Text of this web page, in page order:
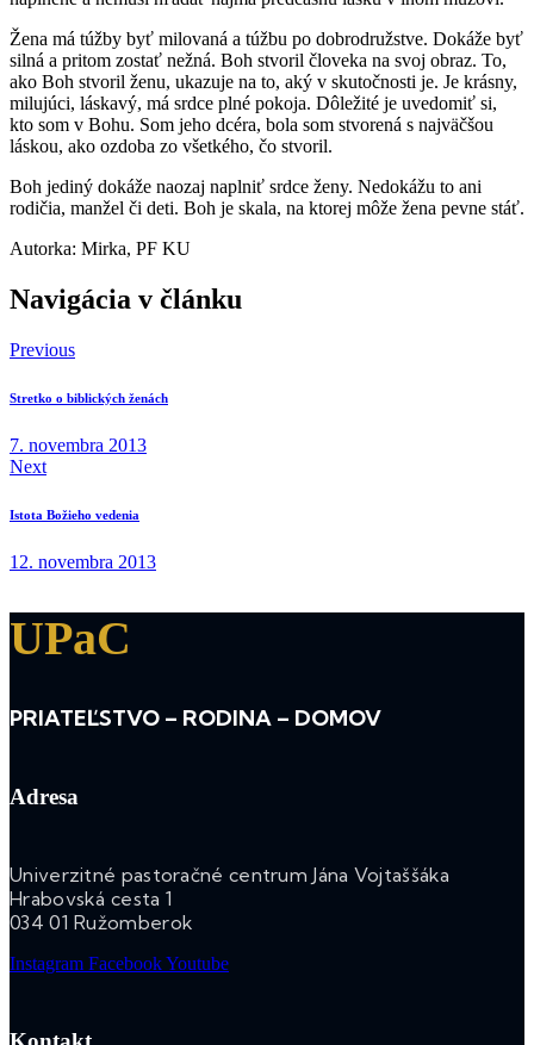
Žena má túžby byť milovaná a túžbu po dobrodružstve. Dokáže byť
silná a pritom zostať nežná. Boh stvoril človeka na svoj obraz. To,
ako Boh stvoril ženu, ukazuje na to, aký v skutočnosti je. Je krásny,
milujúci, láskavý, má srdce plné pokoja. Dôležité je uvedomiť si,
kto som v Bohu. Som jeho dcéra, bola som stvorená s najväčšou
láskou, ako ozdoba zo všetkého, čo stvoril.
Boh jediný dokáže naozaj naplniť srdce ženy. Nedokážu to ani
rodičia, manžel či deti. Boh je skala, na ktorej môže žena pevne stáť.
Autorka: Mirka, PF KU
Navigácia v článku
Previous
Stretko o biblických ženách
7. novembra 2013
Next
Istota Božieho vedenia
12. novembra 2013
UPaC
PRIATEĽSTVO – RODINA – DOMOV
Adresa
Univerzitné pastoračné centrum Jána Vojtaššáka
Hrabovská cesta 1
034 01 Ružomberok
Instagram FacebookYoutube